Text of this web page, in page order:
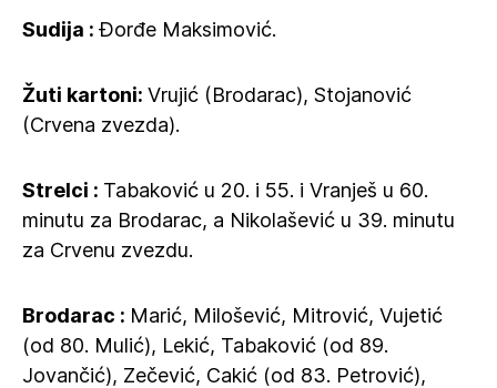
Sudija : Đorđe Maksimović.
Žuti kartoni: Vrujić (Brodarac), Stojanović
(Crvena zvezda).
Strelci : Tabaković u 20. i 55. i Vranješ u 60.
minutu za Brodarac, a Nikolašević u 39. minutu
za Crvenu zvezdu.
Brodarac : Marić, Milošević, Mitrović, Vujetić
(od 80. Mulić), Lekić, Tabaković (od 89.
Jovančić), Zečević, Cakić (od 83. Petrović),